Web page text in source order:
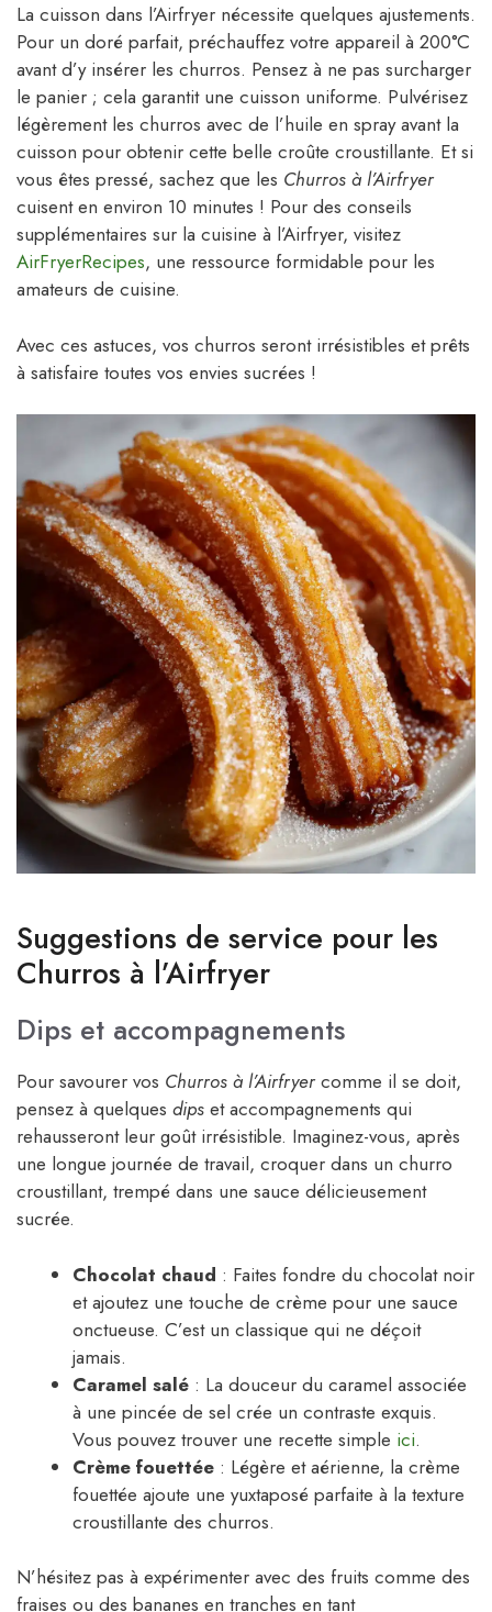
La cuisson dans l’Airfryer nécessite quelques ajustements.
Pour un doré parfait, préchauffez votre appareil à 200°C
avant d’y insérer les churros. Pensez à ne pas surcharger
le panier ; cela garantit une cuisson uniforme. Pulvérisez
légèrement les churros avec de l’huile en spray avant la
cuisson pour obtenir cette belle croûte croustillante. Et si
vous êtes pressé, sachez que les Churros à l’Airfryer
cuisent en environ 10 minutes ! Pour des conseils
supplémentaires sur la cuisine à l’Airfryer, visitez
AirFryerRecipes, une ressource formidable pour les
amateurs de cuisine.
Avec ces astuces, vos churros seront irrésistibles et prêts
à satisfaire toutes vos envies sucrées !
Suggestions de service pour les
Churros à l’Airfryer
Dips et accompagnements
Pour savourer vos Churros à l’Airfryercomme il se doit,
pensez à quelques dips et accompagnements qui
rehausseront leur goût irrésistible. Imaginez-vous, après
une longue journée de travail, croquer dans un churro
croustillant, trempé dans une sauce délicieusement
sucrée.
Chocolat chaud : Faites fondre du chocolat noir
et ajoutez une touche de crème pour une sauce
onctueuse. C’est un classique qui ne déçoit
jamais.
Caramel salé : La douceur du caramel associée
à une pincée de sel crée un contraste exquis.
Vous pouvez trouver une recette simple ici.
Crème fouettée : Légère et aérienne, la crème
fouettée ajoute une yuxtaposé parfaite à la texture
croustillante des churros.
N’hésitez pas à expérimenter avec des fruits comme des
fraises ou des bananes en tranches en tant